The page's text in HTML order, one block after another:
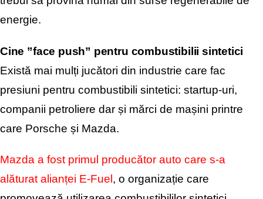
energie.
Cine ”face push” pentru combustibilii sintetici
Există mai mulți jucători din industrie care fac
presiuni pentru combustibili sintetici: startup-uri,
companii petroliere dar și mărci de mașini printre
care Porsche și Mazda.
Mazda a fost primul producător auto care s-a
alăturat alianței E-Fuel , o organizație care